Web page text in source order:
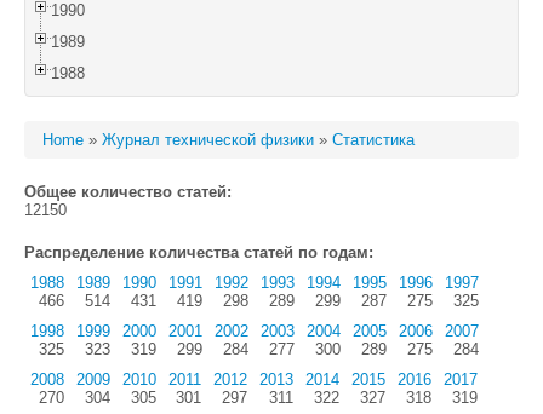
1990
1989
1988
Home » Журнал технической физики » Статистика
Общее количество статей:
12150
Распределение количества статей по годам:
1988
466
1989
514
1990
431
1991
419
1992
298
1993
289
1994
299
1995
287
1996
275
1997
325
1998
325
1999
323
2000
319
2001
299
2002
284
2003
277
2004
300
2005
289
2006
275
2007
284
2008
270
2009
304
2010
305
2011
301
2012
297
2013
311
2014
322
2015
327
2016
318
2017
319